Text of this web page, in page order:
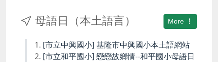
More
母語日（本土語言）
[市立中興國小] 基隆市中興國小本土語網站
[市立和平國小] 戀戀故鄉情--和平國小母語日